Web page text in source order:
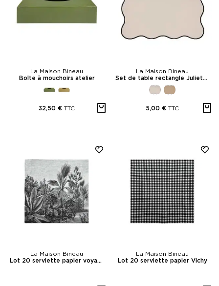
La Maison Bineau
Boîte à mouchoirs atelier
32,50 € TTC
La Maison Bineau
Set de table rectangle Juliette
5,00 € TTC
La Maison Bineau
Lot 20 serviette papier voyage
La Maison Bineau
Lot 20 serviette papier Vichy